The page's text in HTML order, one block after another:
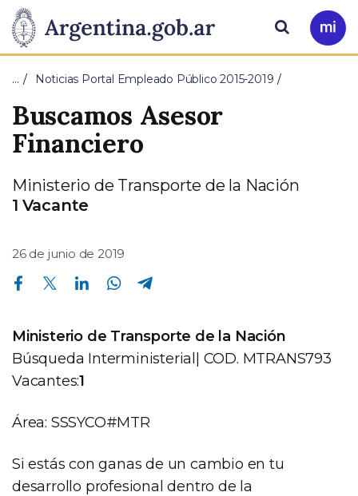
Presidencia
de
la
Nación
Pasar al contenido principal
Ir
a
Buscar
… Noticias Portal Empleado Público 2015-2019
Buscamos Asesor
Financiero
Ministerio de Transporte de la Nación
1 Vacante
26 de junio de 2019
Compartir en Facebook Compartir en Twitter Compartir en Linkedin Compartir en Whatsapp
Ministerio de Transporte de la Nación
Búsqueda Interministerial| COD. MTRANS793
Vacantes:1
Área: SSSYCO#MTR
Si estás con ganas de un cambio en tu
desarrollo profesional dentro de la